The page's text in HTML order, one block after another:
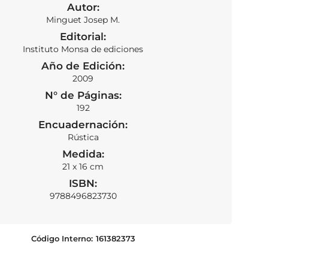
Autor:
Minguet Josep M.
Editorial:
Instituto Monsa de ediciones
Año de Edición:
2009
N° de Páginas:
192
Encuadernación:
Rústica
Medida:
21 x 16 cm
ISBN:
9788496823730
Código Interno: 161382373